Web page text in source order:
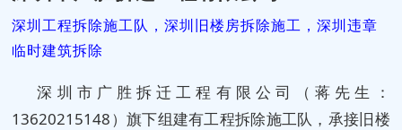
深圳工程拆除施工队，深圳旧楼房拆除施工，深圳违章
临时建筑拆除
深圳市广胜拆迁工程有限公司（蒋先生：
13620215148）旗下组建有工程拆除施工队，承接旧楼